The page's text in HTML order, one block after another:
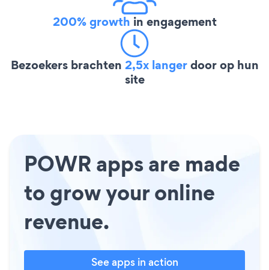
200% growth in engagement
Bezoekers brachten 2,5x langerdoor op hun
site
POWR apps are made
to grow your online
revenue.
See apps in action